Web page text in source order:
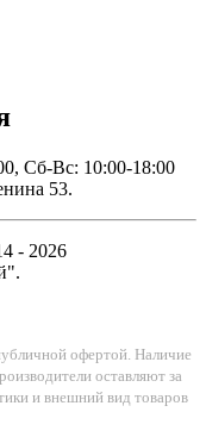
Сб-Вс: 10:00-18:00
53.
- 2026
офертой. Наличие
оставляют за
и внешний вид товаров